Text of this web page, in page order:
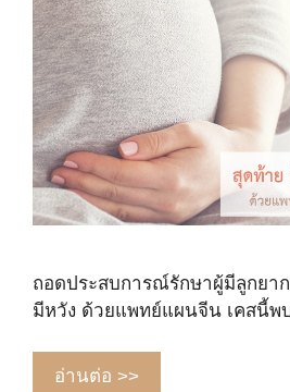
ถอดประสบการณ์รักษาผู้มีลูกยา
มีหวัง ด้วยแพทย์แผนจีน เคสนี้
อ่านต่อ >>